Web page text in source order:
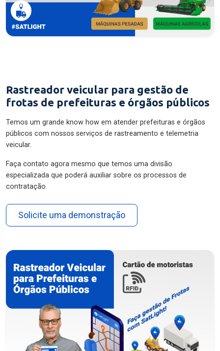
Rastreador veicular para gestão de
frotas de prefeituras e órgãos públicos
Temos um grande know how em atender prefeituras e órgãos
públicos com nossos serviços de rastreamento e telemetria
veicular.
Faça contato agora mesmo que temos uma divisão
especializada que poderá auxiliar sobre os processos de
contratação.
Solicite uma demonstração